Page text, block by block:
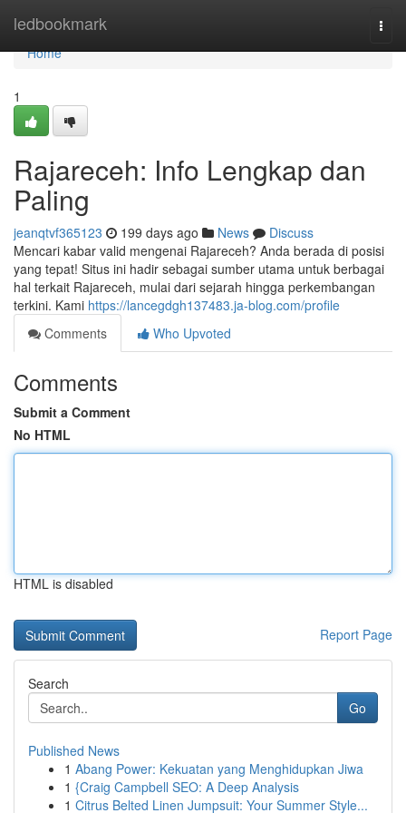
ledbookmark
Home
Home
1
Rajareceh: Info Lengkap dan
Paling
jeanqtvf365123 199 days ago News
Discuss
Mencari kabar valid mengenai Rajareceh? Anda berada di posisi
yang tepat! Situs ini hadir sebagai sumber utama untuk berbagai
hal terkait Rajareceh, mulai dari sejarah hingga perkembangan
terkini. Kami https://lancegdgh137483.ja-blog.com/profile
Comments
Who Upvoted
Comments
Submit a Comment
No HTML
HTML is disabled
Report Page
Search
Go
Published News
1 Abang Power: Kekuatan yang Menghidupkan Jiwa
1 {Craig Campbell SEO: A Deep Analysis
1 Citrus Belted Linen Jumpsuit: Your Summer Style...